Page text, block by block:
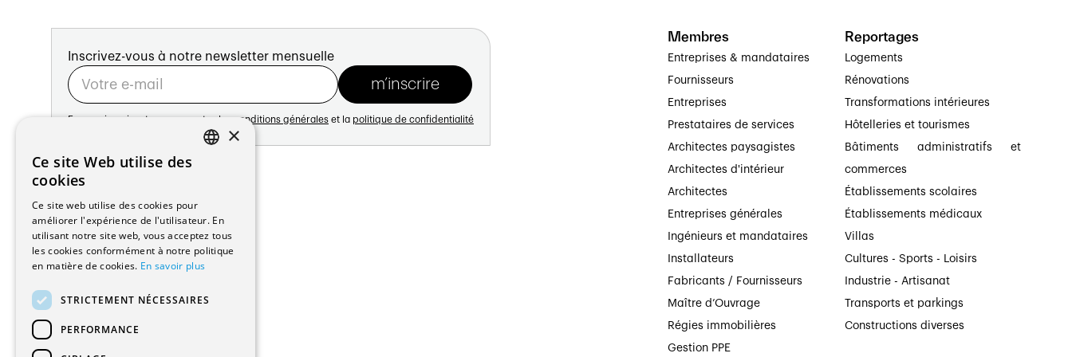
Inscrivez-vous à notre newsletter mensuelle
En vous inscrivant vous acceptez les conditions générales et la politique de confidentialité
Adresse:
Avenue de Longemalle 21
1020 Renens
Suisse
Contact:
Édition: +41 21 635 16 82
Plateforme: +41 21 631 10 50
info@architectes.ch
Membres
Entreprises & mandataires
Fournisseurs
Entreprises
Prestataires de services
Architectes paysagistes
Architectes d'intérieur
Architectes
Entreprises générales
Ingénieurs et mandataires
Installateurs
Fabricants / Fournisseurs
Maître d’Ouvrage
Régies immobilières
Gestion PPE
Reportages
Logements
Rénovations
Transformations intérieures
Hôtelleries et tourismes
Bâtiments administratifs et
commerces
Établissements scolaires
Établissements médicaux
Villas
Cultures - Sports - Loisirs
Industrie - Artisanat
Transports et parkings
Constructions diverses
×
Ce site Web utilise des
cookies
Ce site web utilise des cookies pour
améliorer l'expérience de l'utilisateur. En
utilisant notre site web, vous acceptez tous
les cookies conformément à notre politique
en matière de cookies. En savoir plus
STRICTEMENT NÉCESSAIRES
PERFORMANCE